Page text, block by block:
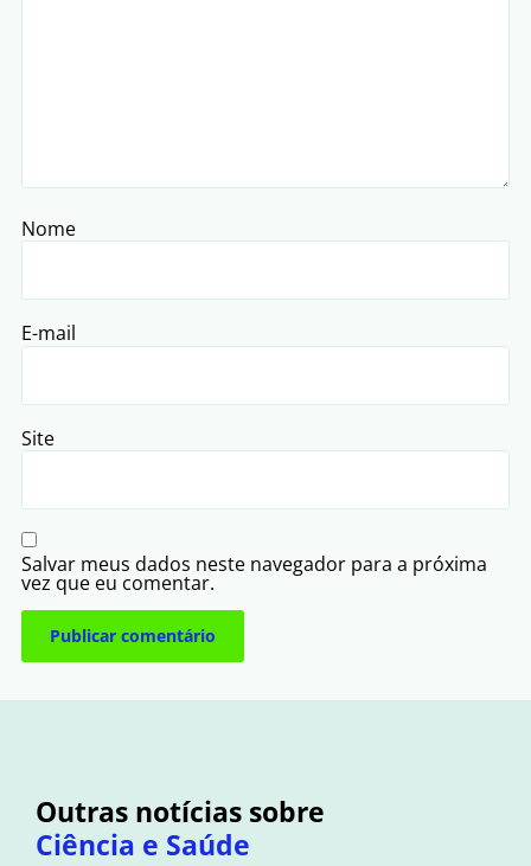
Nome
E-mail
Site
Salvar meus dados neste navegador para a próxima
vez que eu comentar.
Outras notícias sobre
Ciência e Saúde